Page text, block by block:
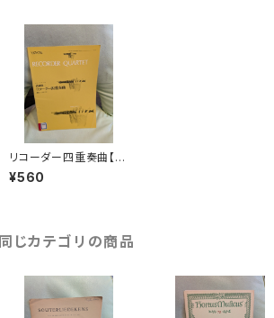
リコーダー四重奏曲【著
者：清瀬保二】出版社：
全音楽譜出版社 197
¥560
同じカテゴリの商品